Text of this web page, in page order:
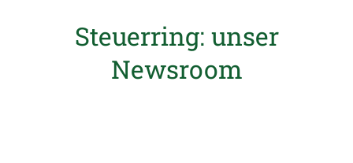
Steuerring: unser
Newsroom